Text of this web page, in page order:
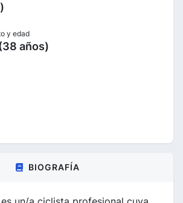
y edad
años)
BIOGRAFÍA